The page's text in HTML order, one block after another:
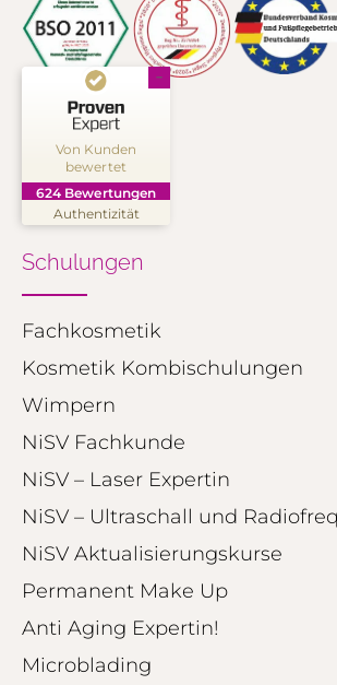
Von Kunden
bewertet
624 Bewertungen
Authentizität
Kundenbewertungen und Erfahrungen zu
NINON Kosmetik Akademie
SEHR GUT
374
anderen Quellen
Blick aufs ProvenExpert-Profil werfen
Schulungen
Fachkosmetik
Kosmetik Kombischulungen
Wimpern
NiSV Fachkunde
NiSV – Laser Expertin
NiSV – Ultraschall und
NiSV Aktualisierungskurse
Permanent Make Up
Anti Aging Expertin!
Microblading